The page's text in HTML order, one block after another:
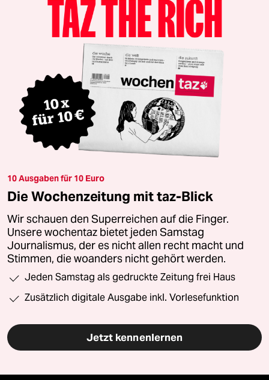
10 Ausgaben für 10 Euro
Die Wochenzeitung mit taz-Blick
Wir schauen den Superreichen auf die Finger.
Unsere wochentaz bietet jeden Samstag
Journalismus, der es nicht allen recht macht und
Stimmen, die woanders nicht gehört werden.
Jeden Samstag als gedruckte Zeitung frei Haus
Zusätzlich digitale Ausgabe inkl. Vorlesefunktion
Jetzt kennenlernen